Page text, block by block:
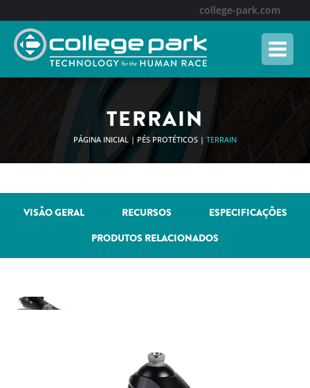
content
college-park.com
TERRAIN
PÁGINA INICIAL | PÉS PROTÉTICOS | TERRAIN
VISÃO GERAL RECURSOS
ESPECIFICAÇÕES
PRODUTOS RELACIONADOS